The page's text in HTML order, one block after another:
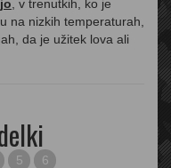
, v trenutkih, ko je
na nizkih temperaturah,
da je užitek lova ali
5 6